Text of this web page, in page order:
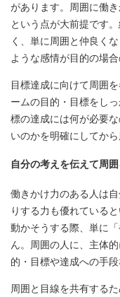
があります。周囲に働
という点が大前提です
く、単に周囲と仲良く
ような感情が目的の場
目標達成に向けて周囲
ームの目的・目標をし
標の達成には何が必要
いのかを明確にしてか
自分の考えを伝えて周
働きかけ力のある人は
りする力も優れている
動かそうする際、単に
ん。周囲の人に、主体
的・目標や達成への手
周囲と目線を共有する